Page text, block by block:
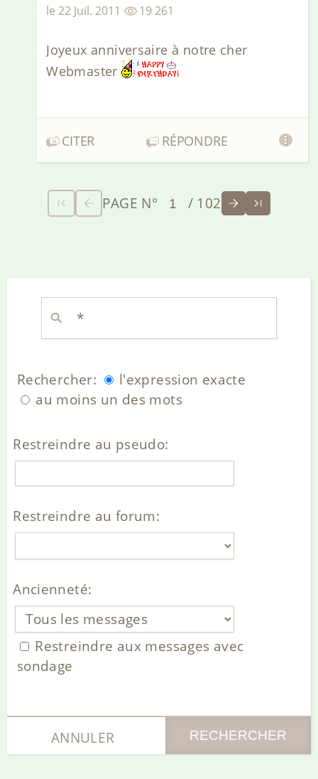
le22 Juil. 2011 19 261
Joyeux anniversaire à notre cher
Webmaster
CITER RÉPONDRE
PAGE N° / 102
Rechercher:
l'expression exacte
au moins un des mots
Restreindre au pseudo:
Restreindre au forum:
Ancienneté:
Restreindre aux messages avec
sondage
ANNULER RECHERCHER